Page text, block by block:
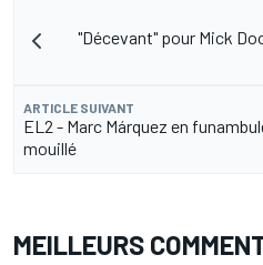
"Décevant" pour Mick
ARTICLE SUIVANT
EL2 - Marc Márquez en
mouillé
MEILLEURS